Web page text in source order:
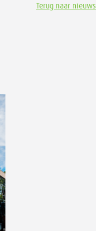
Terug naar nieuws